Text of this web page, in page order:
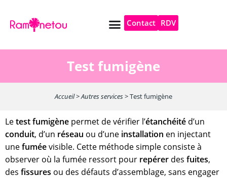
Contact RDV
Test fumigène
Accueil>Autres services>Test fumigène
Letest fumigène permet de vérifier l’étanchéité d’un
conduit, d’un réseau ou d’une installation en injectant
unefuméevisible. Cette méthode simple consiste à
observer où la fumée ressort pour repérer des fuites,
des fissures ou des défauts d’assemblage, sans engager